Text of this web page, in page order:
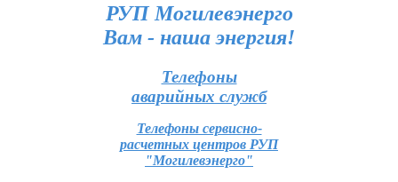
РУП Могилевэнерго
Вам - наша энергия!
Телефоны
аварийных служб
Телефоны сервисно-
расчетных центров РУП
"Могилевэнерго"